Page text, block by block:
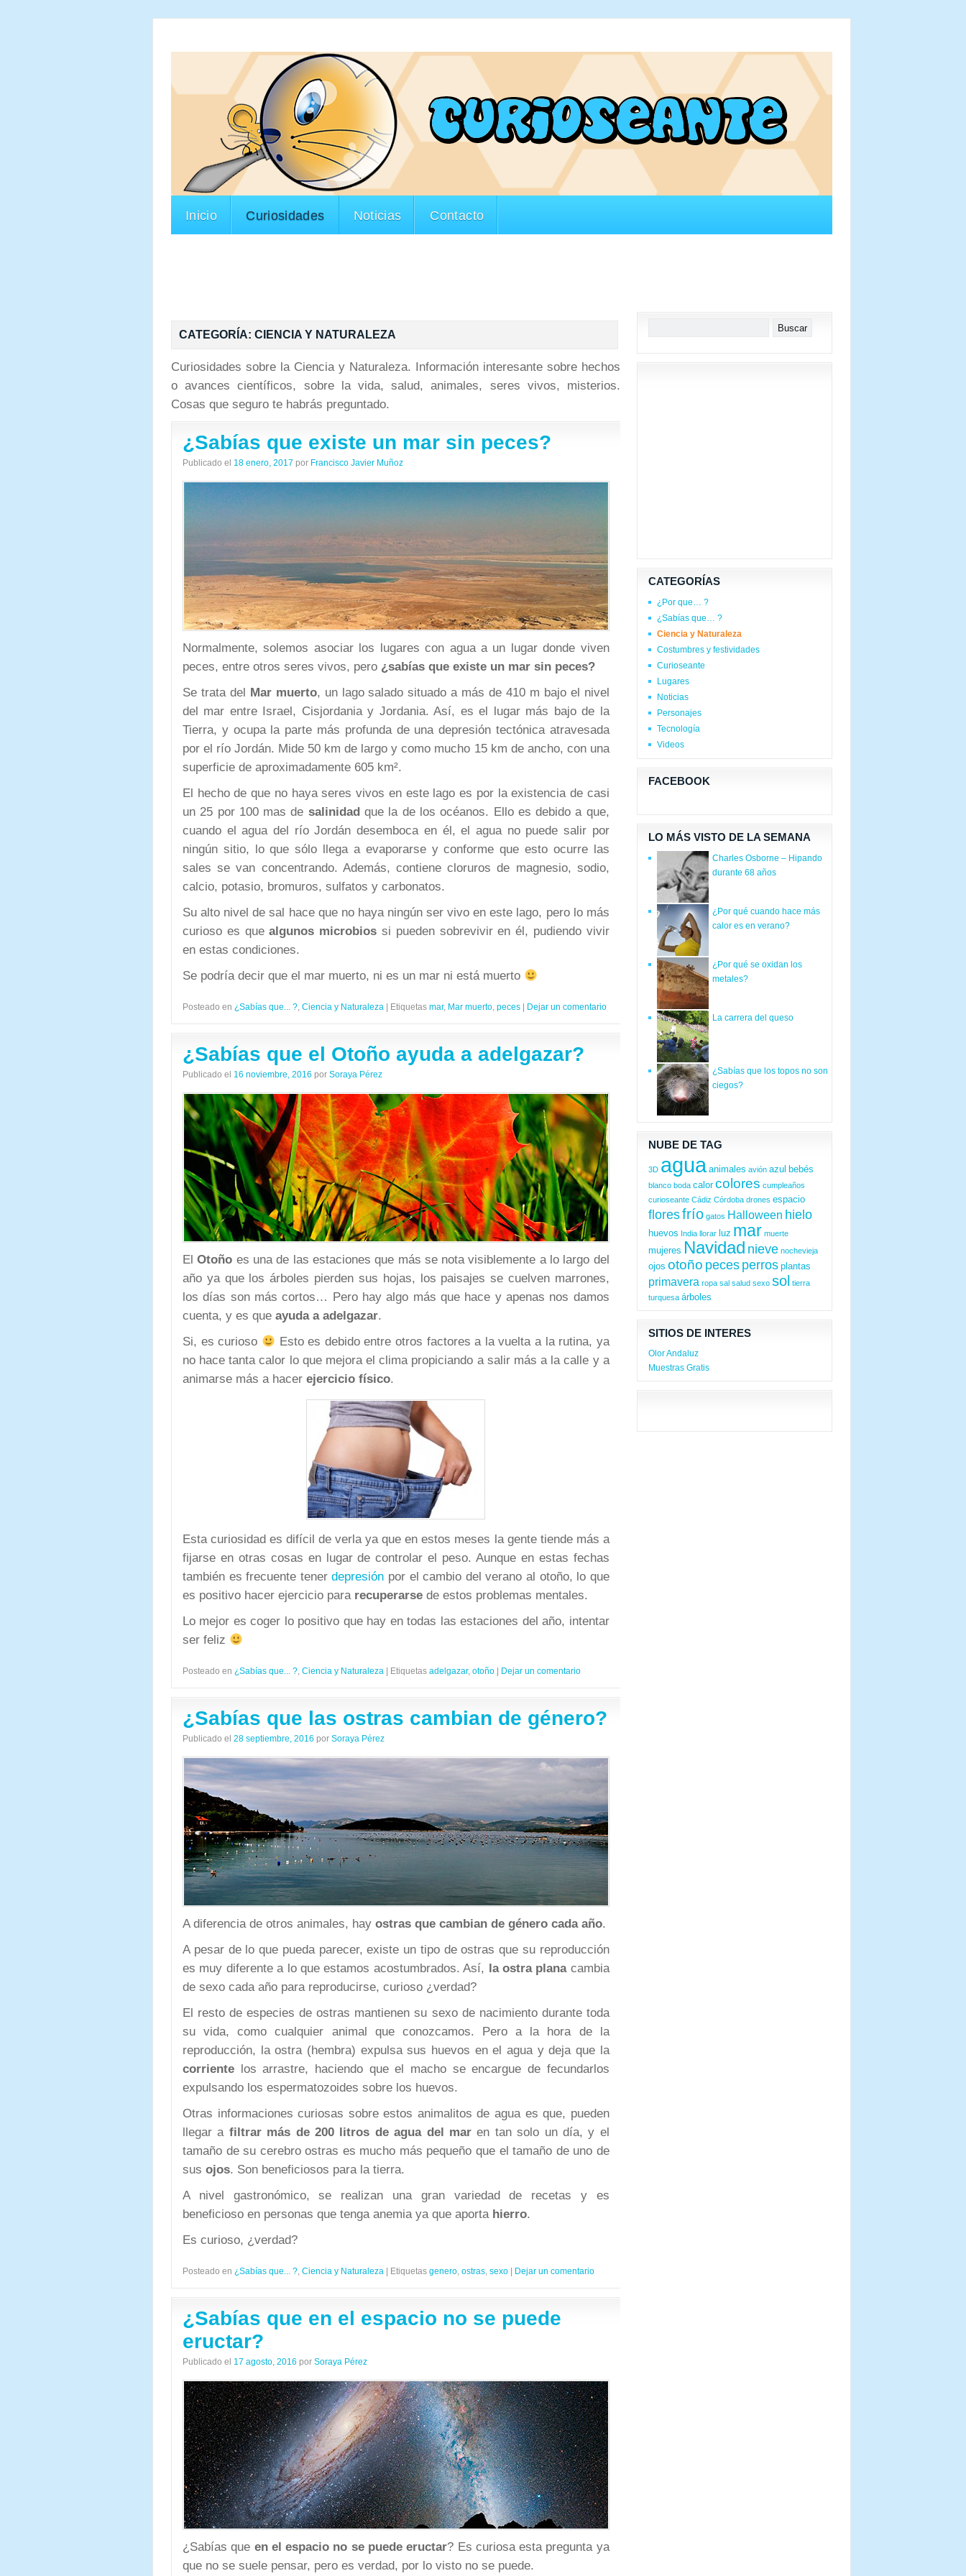
Inicio Curiosidades Noticias Contacto
CATEGORÍA: CIENCIA Y NATURALEZA
Curiosidades sobre la Ciencia y Naturaleza. Información interesante sobre hechos
o avances científicos, sobre la vida, salud, animales, seres vivos, misterios.
Cosas que seguro te habrás preguntado.
¿Sabías que existe un mar sin peces?
Publicado el 18 enero, 2017 por Francisco Javier Muñoz
Normalmente, solemos asociar los lugares con agua a un lugar donde viven
peces, entre otros seres vivos, pero ¿sabías que existe un mar sin peces?
Se trata del Mar muerto, un lago salado situado a más de 410 m bajo el nivel
del mar entre Israel, Cisjordania y Jordania. Así, es el lugar más bajo de la
Tierra, y ocupa la parte más profunda de una depresión tectónica atravesada
por el río Jordán. Mide 50 km de largo y como mucho 15 km de ancho, con una
superficie de aproximadamente 605 km².
El hecho de que no haya seres vivos en este lago es por la existencia de casi
un 25 por 100 mas de salinidadque la de los océanos. Ello es debido a que,
cuando el agua del río Jordán desemboca en él, el agua no puede salir por
ningún sitio, lo que sólo llega a evaporarse y conforme que esto ocurre las
sales se van concentrando. Además, contiene cloruros de magnesio, sodio,
calcio, potasio, bromuros, sulfatos y carbonatos.
Su alto nivel de sal hace que no haya ningún ser vivo en este lago, pero lo más
curioso es quealgunos microbios si pueden sobrevivir en él, pudiendo vivir
en estas condiciones.
Se podría decir que el mar muerto, ni es un mar ni está muerto
Posteado en ¿Sabías que... ?, Ciencia y Naturaleza Etiquetas mar, Mar muerto, peces Dejar un comentario
¿Sabías que el Otoño ayuda a adelgazar?
Publicado el 16 noviembre, 2016 por Soraya Pérez
ElOtoño es una de las estaciones que más se nota visiblemente a lo largo del
año ya que los árboles pierden sus hojas, los paisajes se cuelven marrones,
los días son más cortos… Pero hay algo más que hace y apenas nos damos
cuenta, y es que ayuda a adelgazar.
Si, es curioso
Esto es debido entre otros factores a la vuelta a la rutina, ya
no hace tanta calor lo que mejora el clima propiciando a salir más a la calle y a
animarse más a hacer ejercicio físico.
Esta curiosidad es difícil de verla ya que en estos meses la gente tiende más a
fijarse en otras cosas en lugar de controlar el peso. Aunque en estas fechas
también es frecuente tenerdepresión por el cambio del verano al otoño, lo que
es positivo hacer ejercicio para recuperarse de estos problemas mentales.
Lo mejor es coger lo positivo que hay en todas las estaciones del año, intentar
ser feliz
Posteado en ¿Sabías que... ?, Ciencia y Naturaleza Etiquetas adelgazar, otoño Dejar un comentario
¿Sabías que las ostras cambian de género?
Publicado el 28 septiembre, 2016 por Soraya Pérez
A diferencia de otros animales, hay ostras que cambian de género cada año.
A pesar de lo que pueda parecer, existe un tipo de ostras que su reproducción
es muy diferente a lo que estamos acostumbrados. Así, la ostra planacambia
de sexo cada año para reproducirse, curioso ¿verdad?
El resto de especies de ostras mantienen su sexo de nacimiento durante toda
su vida, como cualquier animal que conozcamos. Pero a la hora de la
reproducción, la ostra (hembra) expulsa sus huevos en el agua y deja que la
corriente los arrastre, haciendo que el macho se encargue de fecundarlos
expulsando los espermatozoides sobre los huevos.
Otras informaciones curiosas sobre estos animalitos de agua es que, pueden
llegar a filtrar más de 200 litros de agua del maren tan solo un día, y el
tamaño de su cerebro ostras es mucho más pequeño que el tamaño de uno de
sus ojos. Son beneficiosos para la tierra.
A nivel gastronómico, se realizan una gran variedad de recetas y es
beneficioso en personas que tenga anemia ya que aporta hierro.
Es curioso, ¿verdad?
Posteado en ¿Sabías que... ?, Ciencia y Naturaleza Etiquetas genero, ostras, sexo Dejar un comentario
¿Sabías que en el espacio no se puede
eructar?
Publicado el 17 agosto, 2016 por Soraya Pérez
¿Sabías que en el espacio no se puede eructar? Es curiosa esta pregunta ya
que no se suele pensar, pero es verdad, por lo visto no se puede.
CATEGORÍAS
¿Por que… ?
¿Sabías que… ?
Ciencia y Naturaleza
Costumbres y festividades
Curioseante
Lugares
Noticias
Personajes
Tecnología
Videos
FACEBOOK
LO MÁS VISTO DE LA SEMANA
Charles Osborne – Hipando
durante 68 años
¿Por qué cuando hace más
calor es en verano?
¿Por qué se oxidan los
metales?
La carrera del queso
¿Sabías que los topos no son
ciegos?
NUBE DE TAG
3D agua animales avión azul bebés
blanco boda calor colores cumpleaños
curioseante Cádiz Córdoba drones espacio
floresfrío gatos Halloween hielo
huevos India llorar luz mar muerte
mujeres Navidad nieve nochevieja
ojos otoño peces perros plantas
primavera ropa sal salud sexo sol tierra
turquesa árboles
SITIOS DE INTERES
Olor Andaluz
Muestras Gratis